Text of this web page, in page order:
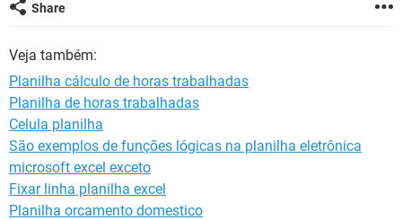
Share
Veja também:
Planilha cálculo de horas trabalhadas
Planilha de horas trabalhadas
Celula planilha
São exemplos de funções lógicas na planilha eletrônica
microsoft excel exceto
Fixar linha planilha excel
Planilha orcamento domestico